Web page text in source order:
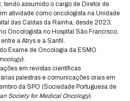
tendo assumido o cargo de Diretor de
atividade como oncologista na Unidade
das Caldas da Rainha, desde 2023.
Oncologista no Hospital São Francisco,
a Atrys e a Sanfil.
Exame de Oncologia da ESMO
).
em revistas científicas
palestras e comunicações orais em
da SPO (Sociedade Portuguesa de
Society for Medical Oncology).